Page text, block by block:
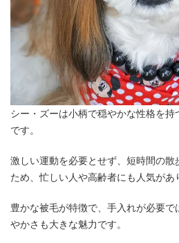
シー・ズーは小柄で穏やかな性格を
です。
激しい運動を必要とせず、短時間の散
ため、忙しい人や高齢者にも人気があ
豊かな被毛が特徴で、手入れが必要
やかさも大きな魅力です。